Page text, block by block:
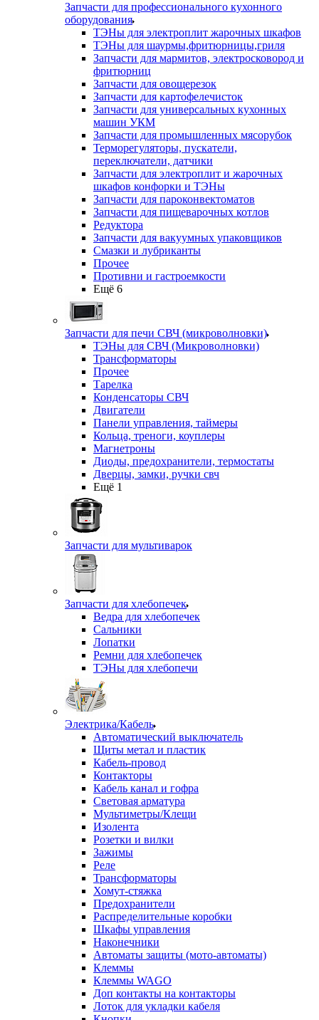
Запчасти для профессионального кухонного
оборудования
ТЭНы для электроплит жарочных шкафов
ТЭНы для шаурмы,фритюрницы,гриля
Запчасти для мармитов, электросковород и
фритюрниц
Запчасти для овощерезок
Запчасти для картофелечисток
Запчасти для универсальных кухонных
машин УКМ
Запчасти для промышленных мясорубок
Терморегуляторы, пускатели,
переключатели, датчики
Запчасти для электроплит и жарочных
шкафов конфорки и ТЭНы
Запчасти для пароконвектоматов
Запчасти для пищеварочных котлов
Редуктора
Запчасти для вакуумных упаковщиков
Смазки и лубриканты
Прочее
Противни и гастроемкости
Ещё 6
Запчасти для печи СВЧ (микроволновки)
ТЭНы для СВЧ (Микроволновки)
Трансформаторы
Прочее
Тарелка
Конденсаторы СВЧ
Двигатели
Панели управления, таймеры
Кольца, треноги, коуплеры
Магнетроны
Диоды, предохранители, термостаты
Дверцы, замки, ручки свч
Ещё 1
Запчасти для мультиварок
Запчасти для хлебопечек
Ведра для хлебопечек
Сальники
Лопатки
Ремни для хлебопечек
ТЭНы для хлебопечи
Электрика/Кабель
Автоматический выключатель
Щиты метал и пластик
Кабель-провод
Контакторы
Кабель канал и гофра
Световая арматура
Мультиметры/Клещи
Изолента
Розетки и вилки
Зажимы
Реле
Трансформаторы
Хомут-стяжка
Предохранители
Распределительные коробки
Шкафы управления
Наконечники
Автоматы защиты (мото-автоматы)
Клеммы
Клеммы WAGO
Доп контакты на контакторы
Лоток для укладки кабеля